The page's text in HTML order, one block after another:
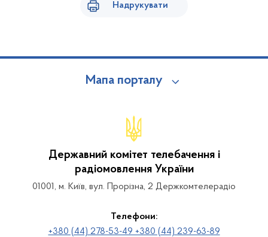
Надрукувати
Мапа порталу
Державний комітет телебачення і
радіомовлення України
01001, м. Київ, вул. Прорізна, 2 Держкомтелерадіо
Телефони:
+380 (44) 278-53-49 +380 (44) 239-63-89